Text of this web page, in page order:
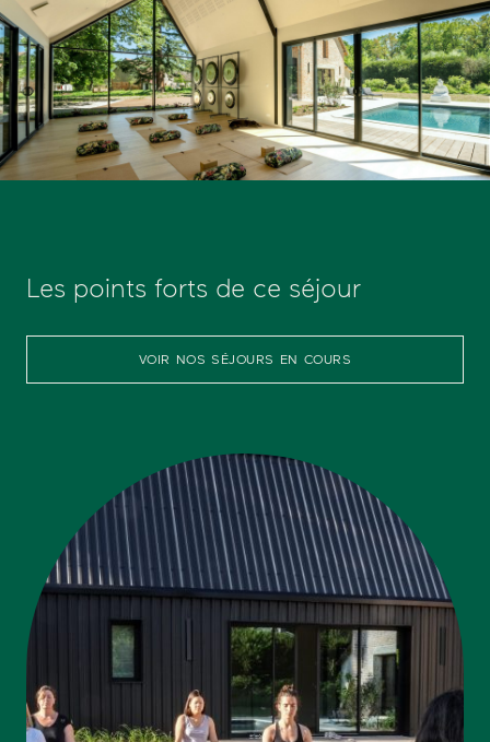
Les points forts de ce séjour
VOIR NOS SÉJOURS EN COURS